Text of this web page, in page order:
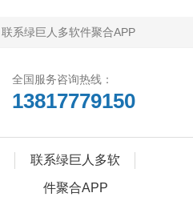
联系绿巨人多软件聚合APP
全国服务咨询热线：
13817779150
联系绿巨人多软
件聚合APP